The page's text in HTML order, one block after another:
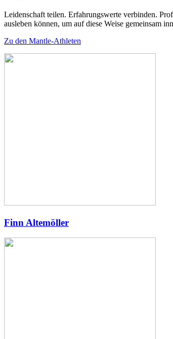
Leidenschaft teilen. Erfahrungswerte verbinden.
ausleben können, um auf diese Weise gemeinsam
Zu den Mantle-Athleten
Finn Altemöller